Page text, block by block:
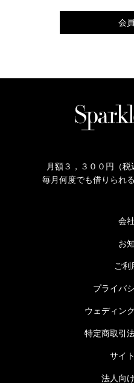
会
月額３，３００円（
毎月何度でも借りられ
会
お
ご利
プライバ
ウェディン
特定商取引
サイ
法人向